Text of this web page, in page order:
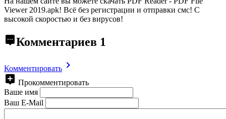
Viewer 2019.apk! Всё без регистрации и отправки смс! С
высокой скоростью и без вирусов!
Комментариев 1
Комментировать
Прокомментировать
Ваше имя
Ваш E-Mail